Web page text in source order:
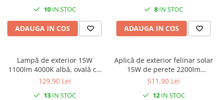
2400lm) sau rece (2200lm)
IP65 rezistenta la socuri IK10
100lm/W
10IN STOC
ADAUGA IN COS
1200lm) sau rece (6500K
1110lm) IP65 rezistenta la
socuri IK10 100lm/W
8 IN STOC
ADAUGA IN COS
Lampă de exterior 15W
1100lm 4000K albă, ovală cu
senzor de miscare lumină
129,90 Lei
13IN STOC
Aplică de exterior felinar solar
15W de perete 2200lm
4000K/6000K IP65 garanţie 3511,90 Lei
12IN STOC